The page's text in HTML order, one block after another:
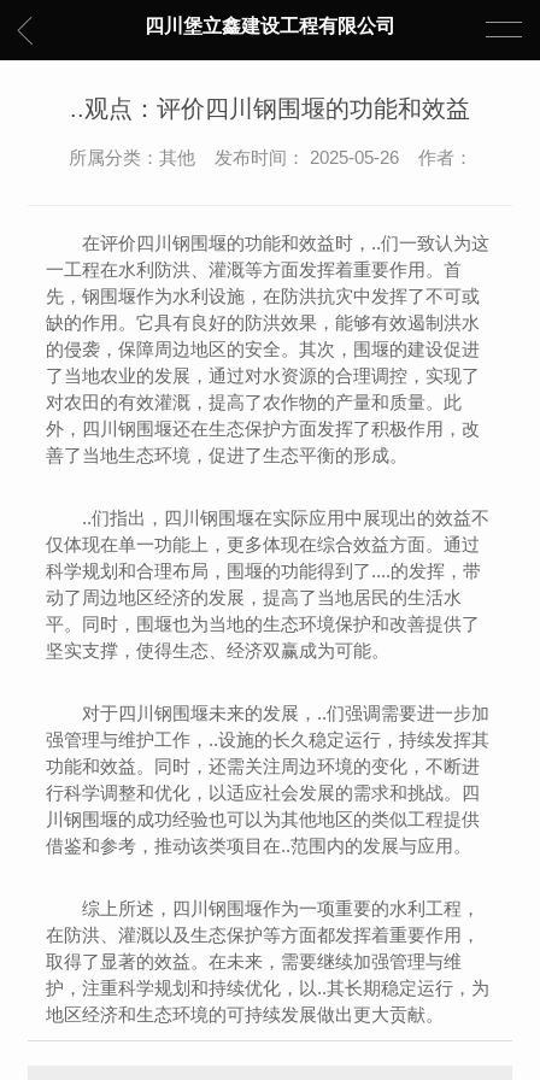
四川堡立鑫建设工程有限公司
..观点：评价四川钢围堰的功能和效益
所属分类：其他 发布时间： 2025-05-26 作者：
在评价四川钢围堰的功能和效益时，..们一致认为这
一工程在水利防洪、灌溉等方面发挥着重要作用。首
先，钢围堰作为水利设施，在防洪抗灾中发挥了不可或
缺的作用。它具有良好的防洪效果，能够有效遏制洪水
的侵袭，保障周边地区的安全。其次，围堰的建设促进
了当地农业的发展，通过对水资源的合理调控，实现了
对农田的有效灌溉，提高了农作物的产量和质量。此
外，四川钢围堰还在生态保护方面发挥了积极作用，改
善了当地生态环境，促进了生态平衡的形成。
..们指出，四川钢围堰在实际应用中展现出的效益不
仅体现在单一功能上，更多体现在综合效益方面。通过
科学规划和合理布局，围堰的功能得到了....的发挥，带
动了周边地区经济的发展，提高了当地居民的生活水
平。同时，围堰也为当地的生态环境保护和改善提供了
坚实支撑，使得生态、经济双赢成为可能。
对于四川钢围堰未来的发展，..们强调需要进一步加
强管理与维护工作，..设施的长久稳定运行，持续发挥其
功能和效益。同时，还需关注周边环境的变化，不断进
行科学调整和优化，以适应社会发展的需求和挑战。四
川钢围堰的成功经验也可以为其他地区的类似工程提供
借鉴和参考，推动该类项目在..范围内的发展与应用。
综上所述，四川钢围堰作为一项重要的水利工程，
在防洪、灌溉以及生态保护等方面都发挥着重要作用，
取得了显著的效益。在未来，需要继续加强管理与维
护，注重科学规划和持续优化，以..其长期稳定运行，为
地区经济和生态环境的可持续发展做出更大贡献。